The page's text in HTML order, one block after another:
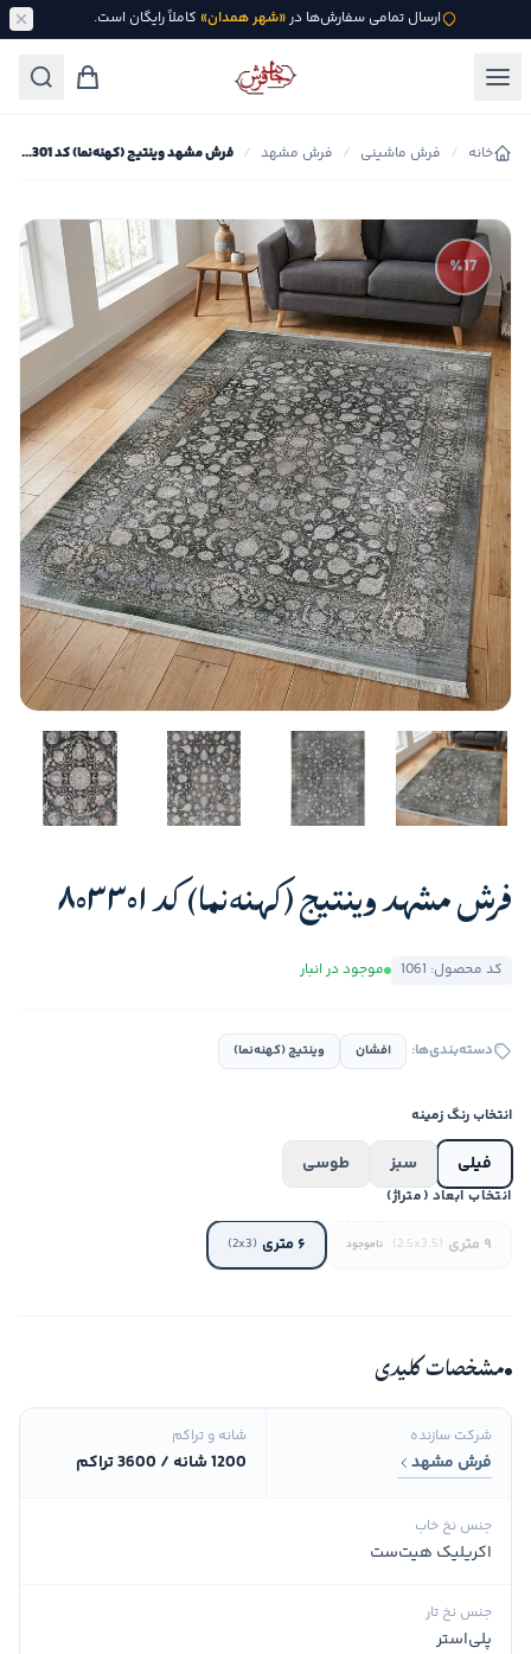
ارسال تمامی سفارش‌ها در«شهر همدان» کاملاً رایگان است.
خانه / فرش ماشینی / فرش مشهد / فرش مشهد وینتیج (کهنه‌نما) کد 803301
٪17
فرش مشهد وینتیج (کهنه‌نما) کد 803301
کد محصول: 1061 موجود در انبار
دسته‌بندی‌ها: افشان وینتیج (کهنه‌نما)
انتخاب رنگ زمینه
فیلی سبز طوسی
انتخاب ابعاد (متراژ)
۹ متری (2.5x3.5) ناموجود ۶ متری (2x3)
مشخصات کلیدی
شرکت سازنده
فرش مشهد
شانه و تراکم
1200 شانه / 3600 تراکم
جنس نخ خاب
اکریلیک هیت‌ست
جنس نخ تار
پلی‌استر